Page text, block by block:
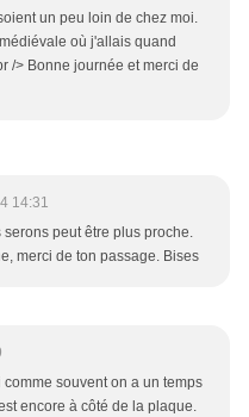
un peu loin de chez moi.
où j'allais quand
/> Bonne journée et merci de
14:31
peut être plus proche.
merci de ton passage. Bises
souvent on a un temps
encore à côté de la plaque.